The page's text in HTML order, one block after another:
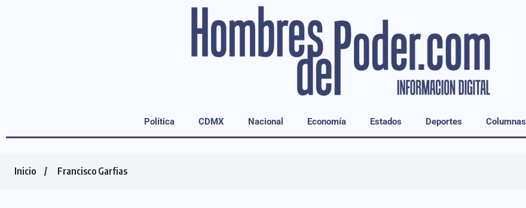
Política CDMX Nacional Economía Estados Deportes Columnas
Inicio Francisco Garfias